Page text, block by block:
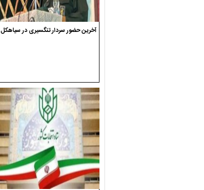
آخرین حضور سردار تنگسیری در سیاهکل